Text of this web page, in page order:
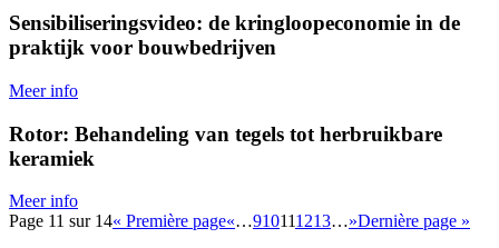
Sensibiliseringsvideo: de kringloopeconomie in de
praktijk voor bouwbedrijven
Meer info
Rotor: Behandeling van tegels tot herbruikbare
keramiek
Meer info
Page 11 sur 14« Première page«…910111213…»Dernière page »